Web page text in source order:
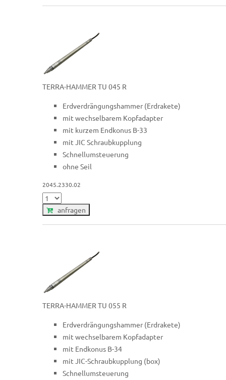
TERRA-HAMMER TU 045 R
Erdverdrängungshammer (Erdrakete)
mit wechselbarem Kopfadapter
mit kurzem Endkonus B-33
mit JIC Schraubkupplung
Schnellumsteuerung
ohne Seil
2045.2330.02
anfragen
TERRA-HAMMER TU 055 R
Erdverdrängungshammer (Erdrakete)
mit wechselbarem Kopfadapter
mit Endkonus B-34
mit JIC-Schraubkupplung (box)
Schnellumsteuerung